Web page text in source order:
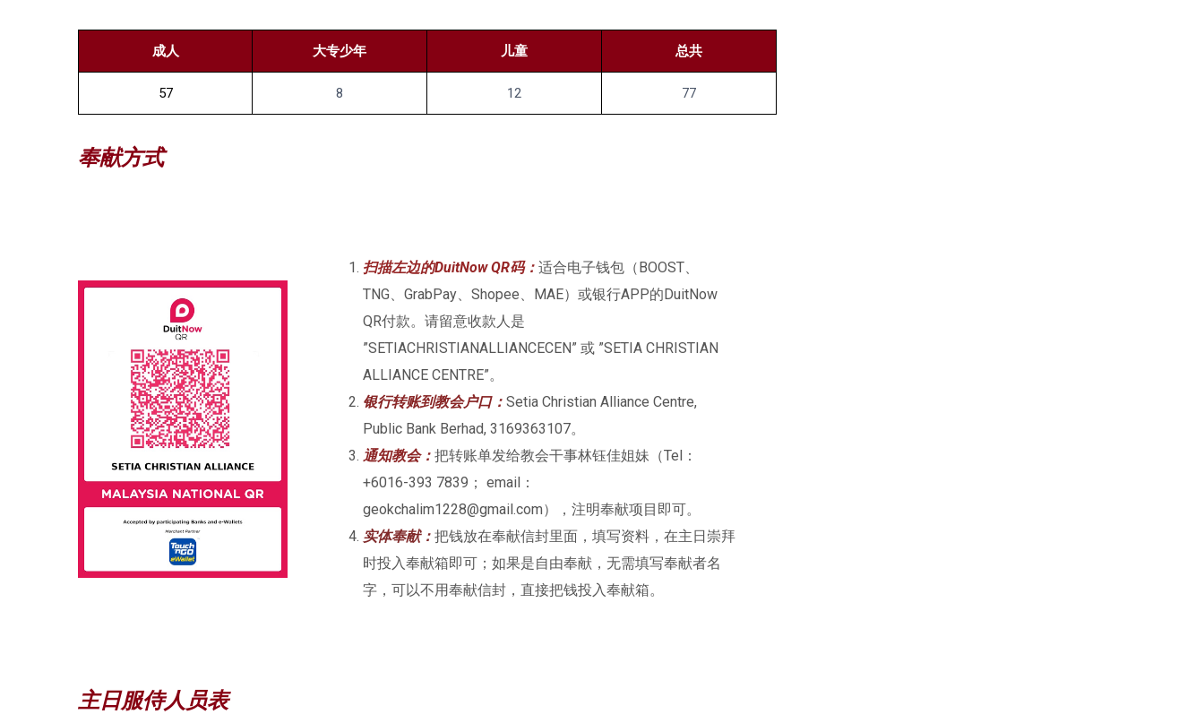
成人 大专少年 儿童 总共
57 8 12 77
奉献方式
扫描左边的DuitNow QR码： 适合电子钱包（BOOST、
TNG、GrabPay、Shopee、MAE）或银行APP的DuitNow
QR付款。请留意收款人是
”SETIACHRISTIANALLIANCECEN” 或 ”SETIA CHRISTIAN
ALLIANCE CENTRE”。
银行转账到教会户口： Setia Christian Alliance Centre,
Public Bank Berhad, 3169363107。
通知教会： 把转账单发给教会干事林钰佳姐妹（Tel：
+6016-393 7839； email：
geokchalim1228@gmail.com），注明奉献项目即可。
实体奉献： 把钱放在奉献信封里面，填写资料，在主日崇拜
时投入奉献箱即可；如果是自由奉献，无需填写奉献者名
字，可以不用奉献信封，直接把钱投入奉献箱。
主日服侍人员表